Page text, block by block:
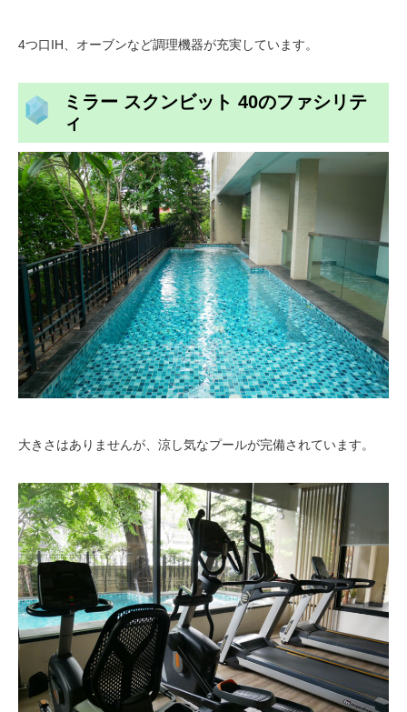
4つ口IH、オーブンなど調理機器が充実しています。
ミラー スクンビット 40のファシリテ
ィ
大きさはありませんが、涼し気なプールが完備されています。